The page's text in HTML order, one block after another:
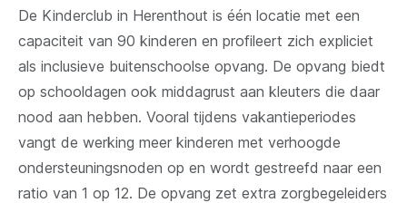
De Kinderclub in Herenthout is één locatie met een
capaciteit van 90 kinderen en profileert zich expliciet
als inclusieve buitenschoolse opvang. De opvang biedt
op schooldagen ook middagrust aan kleuters die daar
nood aan hebben. Vooral tijdens vakantieperiodes
vangt de werking meer kinderen met verhoogde
ondersteuningsnoden op en wordt gestreefd naar een
ratio van 1 op 12. De opvang zet extra zorgbegeleiders